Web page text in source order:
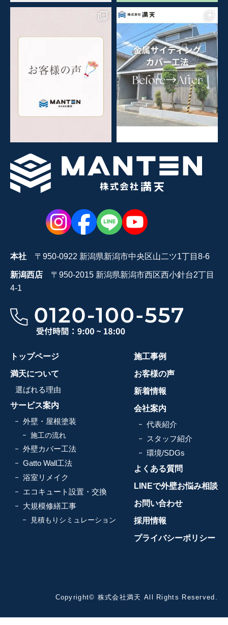
本社 〒950-0922 新潟県新潟市中央区山二ツ1丁目8-6
新潟西店 〒950-2015 新潟県新潟市西区西小針台2丁目
4-1
トップページ
満天について
選ばれる理由
サービス案内
外壁・屋根塗装
施工の流れ
外壁カバー工法
Gatto Wall工法
浴室リメイク
エコキュート設置・交換
大規模修繕工事
見積もりシミュレーション
施工事例
お客様の声
新着情報
会社案内
代表紹介
スタッフ紹介
環境/SDGs
よくある質問
LINEで外壁お悩み相談
お問い合わせ
採用情報
プライバシーポリシー
Copyright© 株式会社満天 All Rights Reserved.